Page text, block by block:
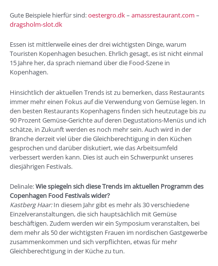
Gute Beispiele hierfür sind:oestergro.dk– amassrestaurant.com –
dragsholm-slot.dk
Essen ist mittlerweile eines der drei wichtigsten Dinge, warum
Touristen Kopenhagen besuchen. Ehrlich gesagt, es ist nicht einmal
15 Jahre her, da sprach niemand über die Food-Szene in
Kopenhagen.
Hinsichtlich der aktuellen Trends ist zu bemerken, dass Restaurants
immer mehr einen Fokus auf die Verwendung von Gemüse legen. In
den besten Restaurants Kopenhagens finden sich heutzutage bis zu
90 Prozent Gemüse-Gerichte auf deren Degustations-Menüs und ich
schätze, in Zukunft werden es noch mehr sein. Auch wird in der
Branche derzeit viel über die Gleichberechtigung in den Küchen
gesprochen und darüber diskutiert, wie das Arbeitsumfeld
verbessert werden kann. Dies ist auch ein Schwerpunkt unseres
diesjährigen Festivals.
Delinale:Wie spiegeln sich diese Trends im aktuellen Programm des
Copenhagen Food Festivals wider?
Kastberg Haar:In diesem Jahr gibt es mehr als 30 verschiedene
Einzelveranstaltungen, die sich hauptsächlich mit Gemüse
beschäftigen. Zudem werden wir ein Symposium veranstalten, bei
dem mehr als 50 der wichtigsten Frauen im nordischen Gastgewerbe
zusammenkommen und sich verpflichten, etwas für mehr
Gleichberechtigung in der Küche zu tun.